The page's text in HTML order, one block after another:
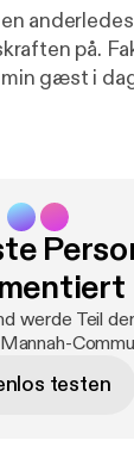
på.
gæst i
Læs
og -
sande af
dialog,
understrøm
LYB. Natasha
werde Teil
testen